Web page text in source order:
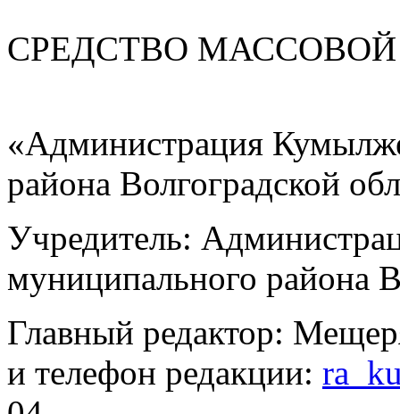
СРЕДСТВО
«Администрация
района Волгоградской
Учредитель:
муниципального района
Главный редактор:
и телефон редакции: